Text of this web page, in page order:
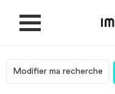
Modifier ma recherche